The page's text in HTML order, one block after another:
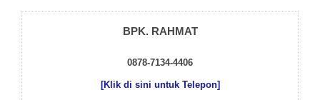
BPK. RAHMAT
0878-7134-4406
[Klik di sini untuk Telepon]